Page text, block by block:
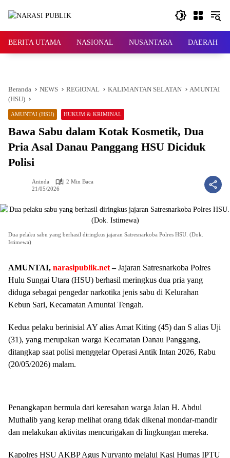
BERITA UTAMA NASIONAL NUSANTARA DAERAH
Beranda NEWS REGIONAL KALIMANTAN SELATAN
AMUNTAI
(HSU)
AMUNTAI (HSU) HUKUM & KRIMINAL
Bawa Sabu dalam Kotak Kosmetik, Dua
Pria Asal Danau Panggang HSU Diciduk
Polisi
Aninda
2 Min Baca
21/05/2026
Dua pelaku sabu yang berhasil diringkus jajaran Satresnarkoba Polres HSU. (Dok.
Istimewa)
AMUNTAI, narasipublik.net–Jajaran Satresnarkoba Polres
Hulu Sungai Utara (HSU) berhasil meringkus dua pria yang
diduga sebagai pengedar narkotika jenis sabu di Kelurahan
Kebun Sari, Kecamatan Amuntai Tengah.
Kedua pelaku berinisial AY alias Amat Kiting (45) dan S alias Uji
(31), yang merupakan warga Kecamatan Danau Panggang,
ditangkap saat polisi menggelar Operasi Antik Intan 2026, Rabu
(20/05/2026) malam.
Penangkapan bermula dari keresahan warga Jalan H. Abdul
Muthalib yang kerap melihat orang tidak dikenal mondar-mandir
dan melakukan aktivitas mencurigakan di lingkungan mereka.
Kapolres HSU AKBP Agus Nuryanto melalui Kasi Humas IPTU